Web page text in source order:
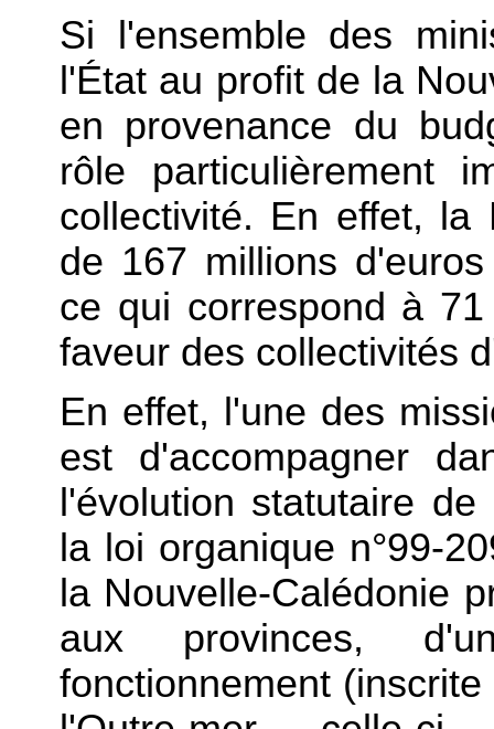
Si l'ensemble des
l'État au profit de la
en provenance du
rôle particulièrement
collectivité. En effet, la
de 167 millions
ce qui correspond à
faveur des collectivités
En effet, l'une des
est d'accompagner
l'évolution statutaire
la loi organique n°99-
la Nouvelle-Calédonie
aux provinces,
fonctionnement